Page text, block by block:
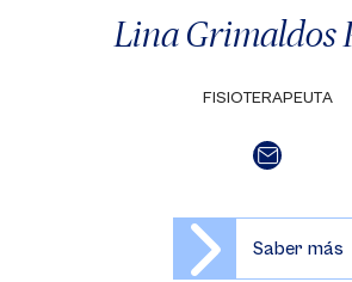
Lina Grimaldos
FISIOTERAPEUTA
Saber más